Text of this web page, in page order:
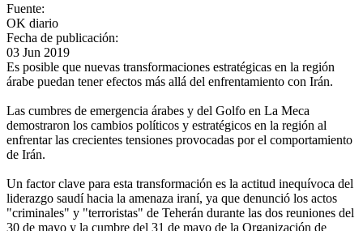
Fuente:
OK diario
Fecha de publicación:
03 Jun 2019
Es posible que nuevas transformaciones estratégicas en la región
árabe puedan tener efectos más allá del enfrentamiento con Irán.
Las cumbres de emergencia árabes y del Golfo en La Meca
demostraron los cambios políticos y estratégicos en la región al
enfrentar las crecientes tensiones provocadas por el comportamiento
de Irán.
Un factor clave para esta transformación es la actitud inequívoca del
liderazgo saudí hacia la amenaza iraní, ya que denunció los actos
"criminales" y "terroristas" de Teherán durante las dos reuniones del
30 de mayo y la cumbre del 31 de mayo de la Organización de